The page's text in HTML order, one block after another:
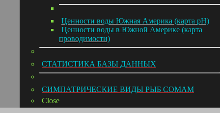
Ценности воды Южная Америка (карта pH)
Ценности воды в Южной Америке (карта
проводимости)
СТАТИСТИКА БАЗЫ ДАННЫХ
СИМПАТРИЧЕСКИЕ ВИДЫ РЫБ СОМАМ
Close